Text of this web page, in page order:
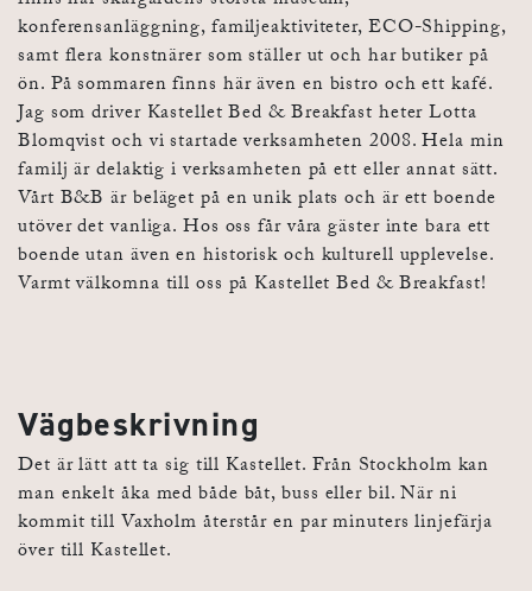
konferensanläggning, familjeaktiviteter, ECO-Shipping,
samt flera konstnärer som ställer ut och har butiker på
ön. På sommaren finns här även en bistro och ett kafé.
Jag som driver Kastellet Bed & Breakfast heter Lotta
Blomqvist och vi startade verksamheten 2008. Hela min
familj är delaktig i verksamheten på ett eller annat sätt.
Vårt B&B är beläget på en unik plats och är ett boende
utöver det vanliga. Hos oss får våra gäster inte bara ett
boende utan även en historisk och kulturell upplevelse.
Varmt välkomna till oss på Kastellet Bed & Breakfast!
Vägbeskrivning
Det är lätt att ta sig till Kastellet. Från Stockholm kan
man enkelt åka med både båt, buss eller bil. När ni
kommit till Vaxholm återstår en par minuters linjefärja
över till Kastellet.